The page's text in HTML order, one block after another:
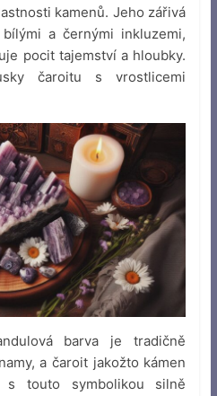
kamenů. Jeho zářivá
a černými inkluzemi,
pocit tajemství a hloubky.
čaroitu s vrostlicemi
barva je tradičně
a čaroit jakožto kámen
s touto symbolikou silně